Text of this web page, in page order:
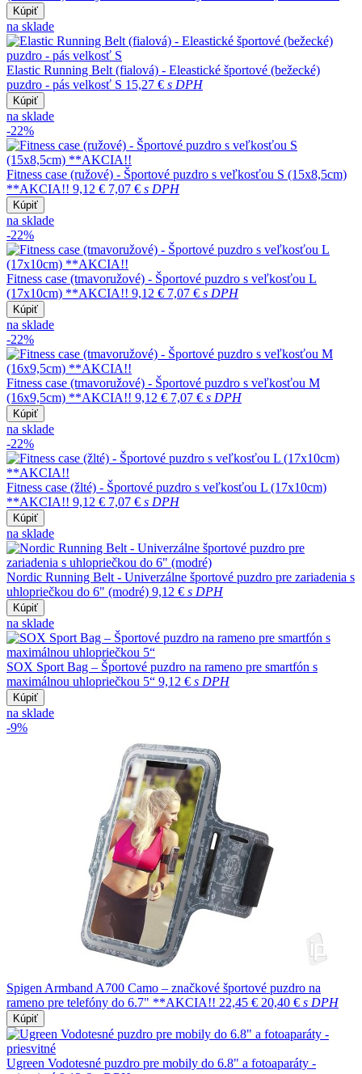
Kúpiť
na sklade
Elastic Running Belt (fialová) - Eleastické športové (bežecké)
puzdro - pás velkosť S 15,27 € s DPH
Kúpiť
na sklade
-22%
Fitness case (ružové) - Športové puzdro s veľkosťou S (15x8,5cm)
**AKCIA!! 9,12 € 7,07 € s DPH
Kúpiť
na sklade
-22%
Fitness case (tmavoružové) - Športové puzdro s veľkosťou L
(17x10cm) **AKCIA!! 9,12 € 7,07 € s DPH
Kúpiť
na sklade
-22%
Fitness case (tmavoružové) - Športové puzdro s veľkosťou M
(16x9,5cm) **AKCIA!! 9,12 € 7,07 € s DPH
Kúpiť
na sklade
-22%
Fitness case (žlté) - Športové puzdro s veľkosťou L (17x10cm)
**AKCIA!! 9,12 € 7,07 € s DPH
Kúpiť
na sklade
Nordic Running Belt - Univerzálne športové puzdro pre zariadenia s
uhlopriečkou do 6" (modré) 9,12 € s DPH
Kúpiť
na sklade
SOX Sport Bag – Športové puzdro na rameno pre smartfón s
maximálnou uhlopriečkou 5“ 9,12 € s DPH
Kúpiť
na sklade
-9%
Spigen Armband A700 Camo – značkové športové puzdro na
rameno pre telefóny do 6.7" **AKCIA!! 22,45 € 20,40 € s DPH
Kúpiť
Ugreen Vodotesné puzdro pre mobily do 6.8" a fotoaparáty -